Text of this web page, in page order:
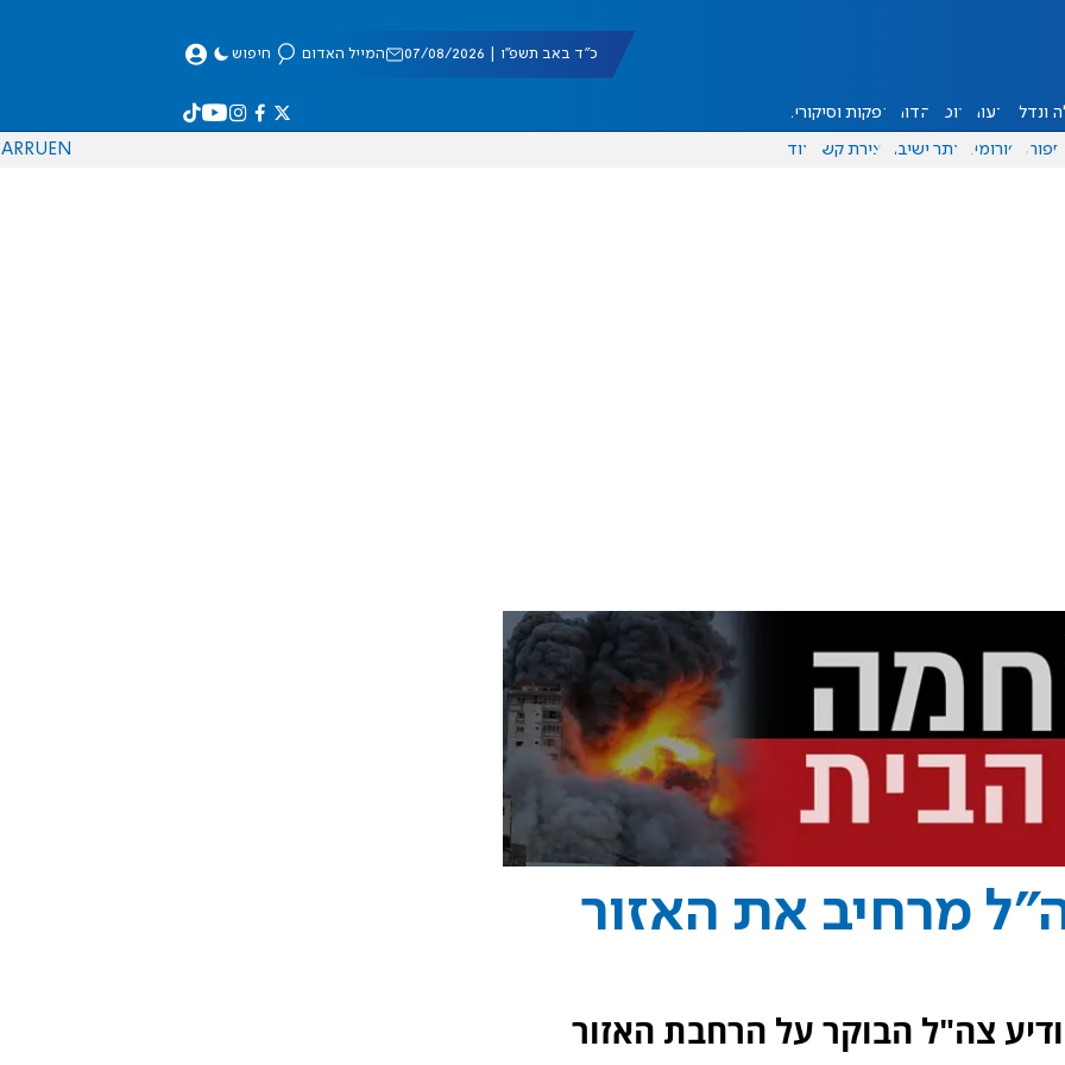
כ"ד באב תשפ"ו | 07/08/2026 המייל האדום חיפוש
ונדל"ן דעות אוכל יהדות הפקות וסיקורים
ספורט פורומים אתר ישיבה יצירת קשר עוד EN
RU
AR
מרחיב את האזור
צה"ל הבוקר על הרחבת האזור